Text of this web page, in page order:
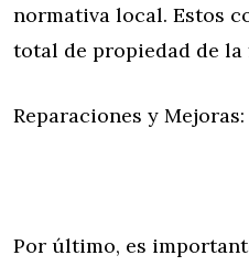
normativa local. Estos
total de propiedad de
Reparaciones y
Por último, es